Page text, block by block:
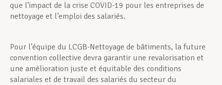
que l’impact de la crise COVID-19 pour les entreprises de
nettoyage et l’emploi des salariés.
Pour l’équipe du LCGB-Nettoyage de bâtiments, la future
convention collective devra garantir une revalorisation et
une amélioration juste et équitable des conditions
salariales et de travail des salariés du secteur du